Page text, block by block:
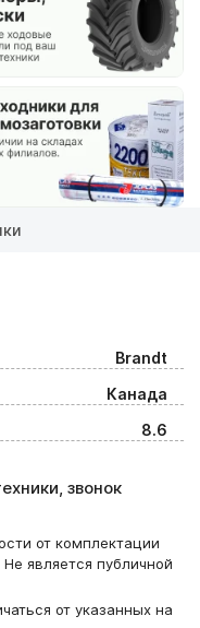
Brandt
Канада
8.6
звонок
от комплектации
является публичной
от указанных на